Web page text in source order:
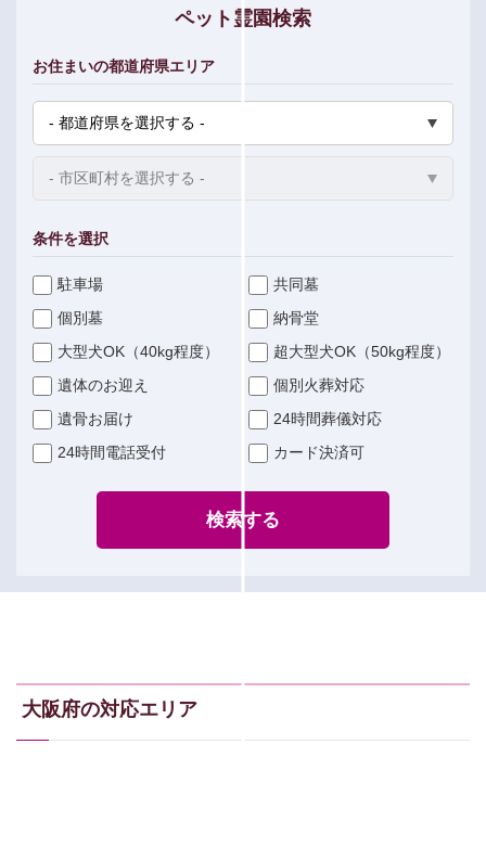
ペット霊園検索
お住まいの都道府県エリア
条件を選択
駐車場
共同墓
個別墓
納骨堂
大型犬OK（40kg程度）
超大型犬OK（50kg程度）
遺体のお迎え
個別火葬対応
遺骨お届け
24時間葬儀対応
24時間電話受付
カード決済可
検索する
大阪府の対応エリア